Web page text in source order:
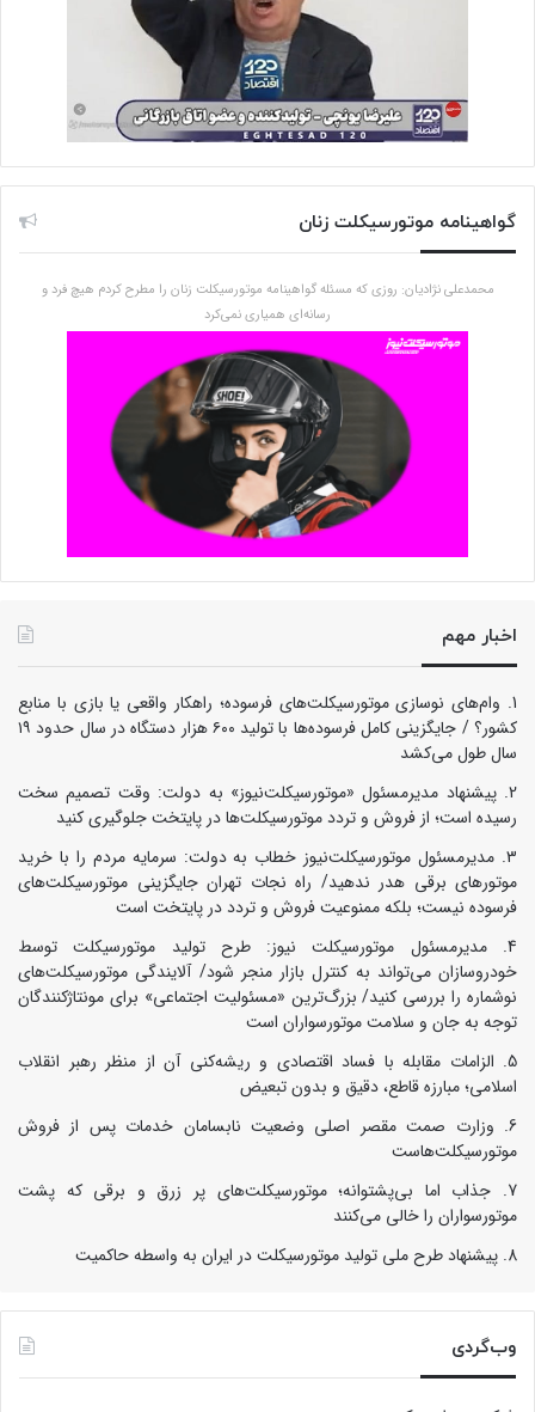
گواهینامه موتورسیکلت زنان
محمدعلی نژادیان: روزی که مسئله گواهینامه موتورسیکلت زنان را مطرح کردم هیچ فرد و
رسانه‌ای همیاری نمی‌کرد
اخبار مهم
وام‌های نوسازی موتورسیکلت‌های فرسوده؛ راهکار واقعی یا بازی با منابع
کشور؟ / جایگزینی کامل فرسوده‌ها با تولید ۶۰۰ هزار دستگاه در سال حدود ۱۹
سال طول می‌کشد
پیشنهاد مدیرمسئول «موتورسیکلت‌نیوز» به دولت: وقت تصمیم سخت
رسیده است؛ از فروش و تردد موتورسیکلت‌ها در پایتخت جلوگیری کنید
مدیرمسئول موتورسیکلت‌نیوز خطاب به دولت: سرمایه مردم را با خرید
موتورهای برقی هدر ندهید/ راه نجات تهران جایگزینی موتورسیکلت‌های
فرسوده نیست؛ بلکه ممنوعیت فروش و تردد در پایتخت است
مدیرمسئول موتورسیکلت نیوز: طرح تولید موتورسیکلت توسط
خودروسازان می‌تواند به کنترل بازار منجر شود/ آلایندگی موتورسیکلت‌های
نوشماره را بررسی کنید/ بزرگ‌ترین «مسئولیت اجتماعی» برای مونتاژکنندگان
توجه به جان و سلامت موتورسواران است
الزامات مقابله با فساد اقتصادی و ریشه‌کنی آن از منظر رهبر انقلاب
اسلامی؛ مبارزه قاطع، دقیق و بدون تبعیض
وزارت صمت مقصر اصلی وضعیت نابسامان خدمات پس از فروش
موتورسیکلت‌هاست
جذاب اما بی‌پشتوانه؛ موتورسیکلت‌های پر زرق‌ و برقی که پشت
موتورسواران را خالی می‌کنند
پیشنهاد طرح ملی تولید موتورسیکلت در ایران به واسطه حاکمیت
وب‌گردی